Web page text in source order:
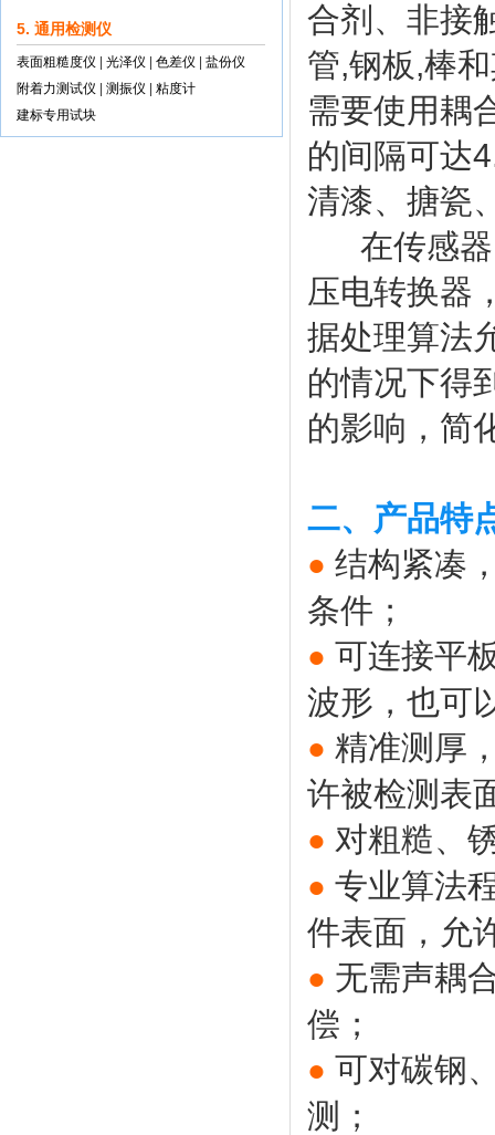
5. 通用检测仪
表面粗糙度仪 光泽仪 色差仪
盐份仪
附着力测试仪
测振仪
粘度计
建标专用试块
合剂、非接
管,钢板,棒
需要使用耦
的间隔可达
清漆、搪瓷
在传感器
压电转换器
据处理算法
的情况下得
的影响，简
二、产品特
● 结构紧凑
条件；
● 可连接平
波形，也可
● 精准测厚
许被检测表
● 对粗糙、
● 专业算法
件表面，允
● 无需声耦
偿；
● 可对碳钢
测；